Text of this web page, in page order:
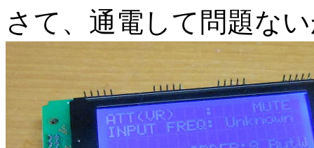
さて、通電して問題な